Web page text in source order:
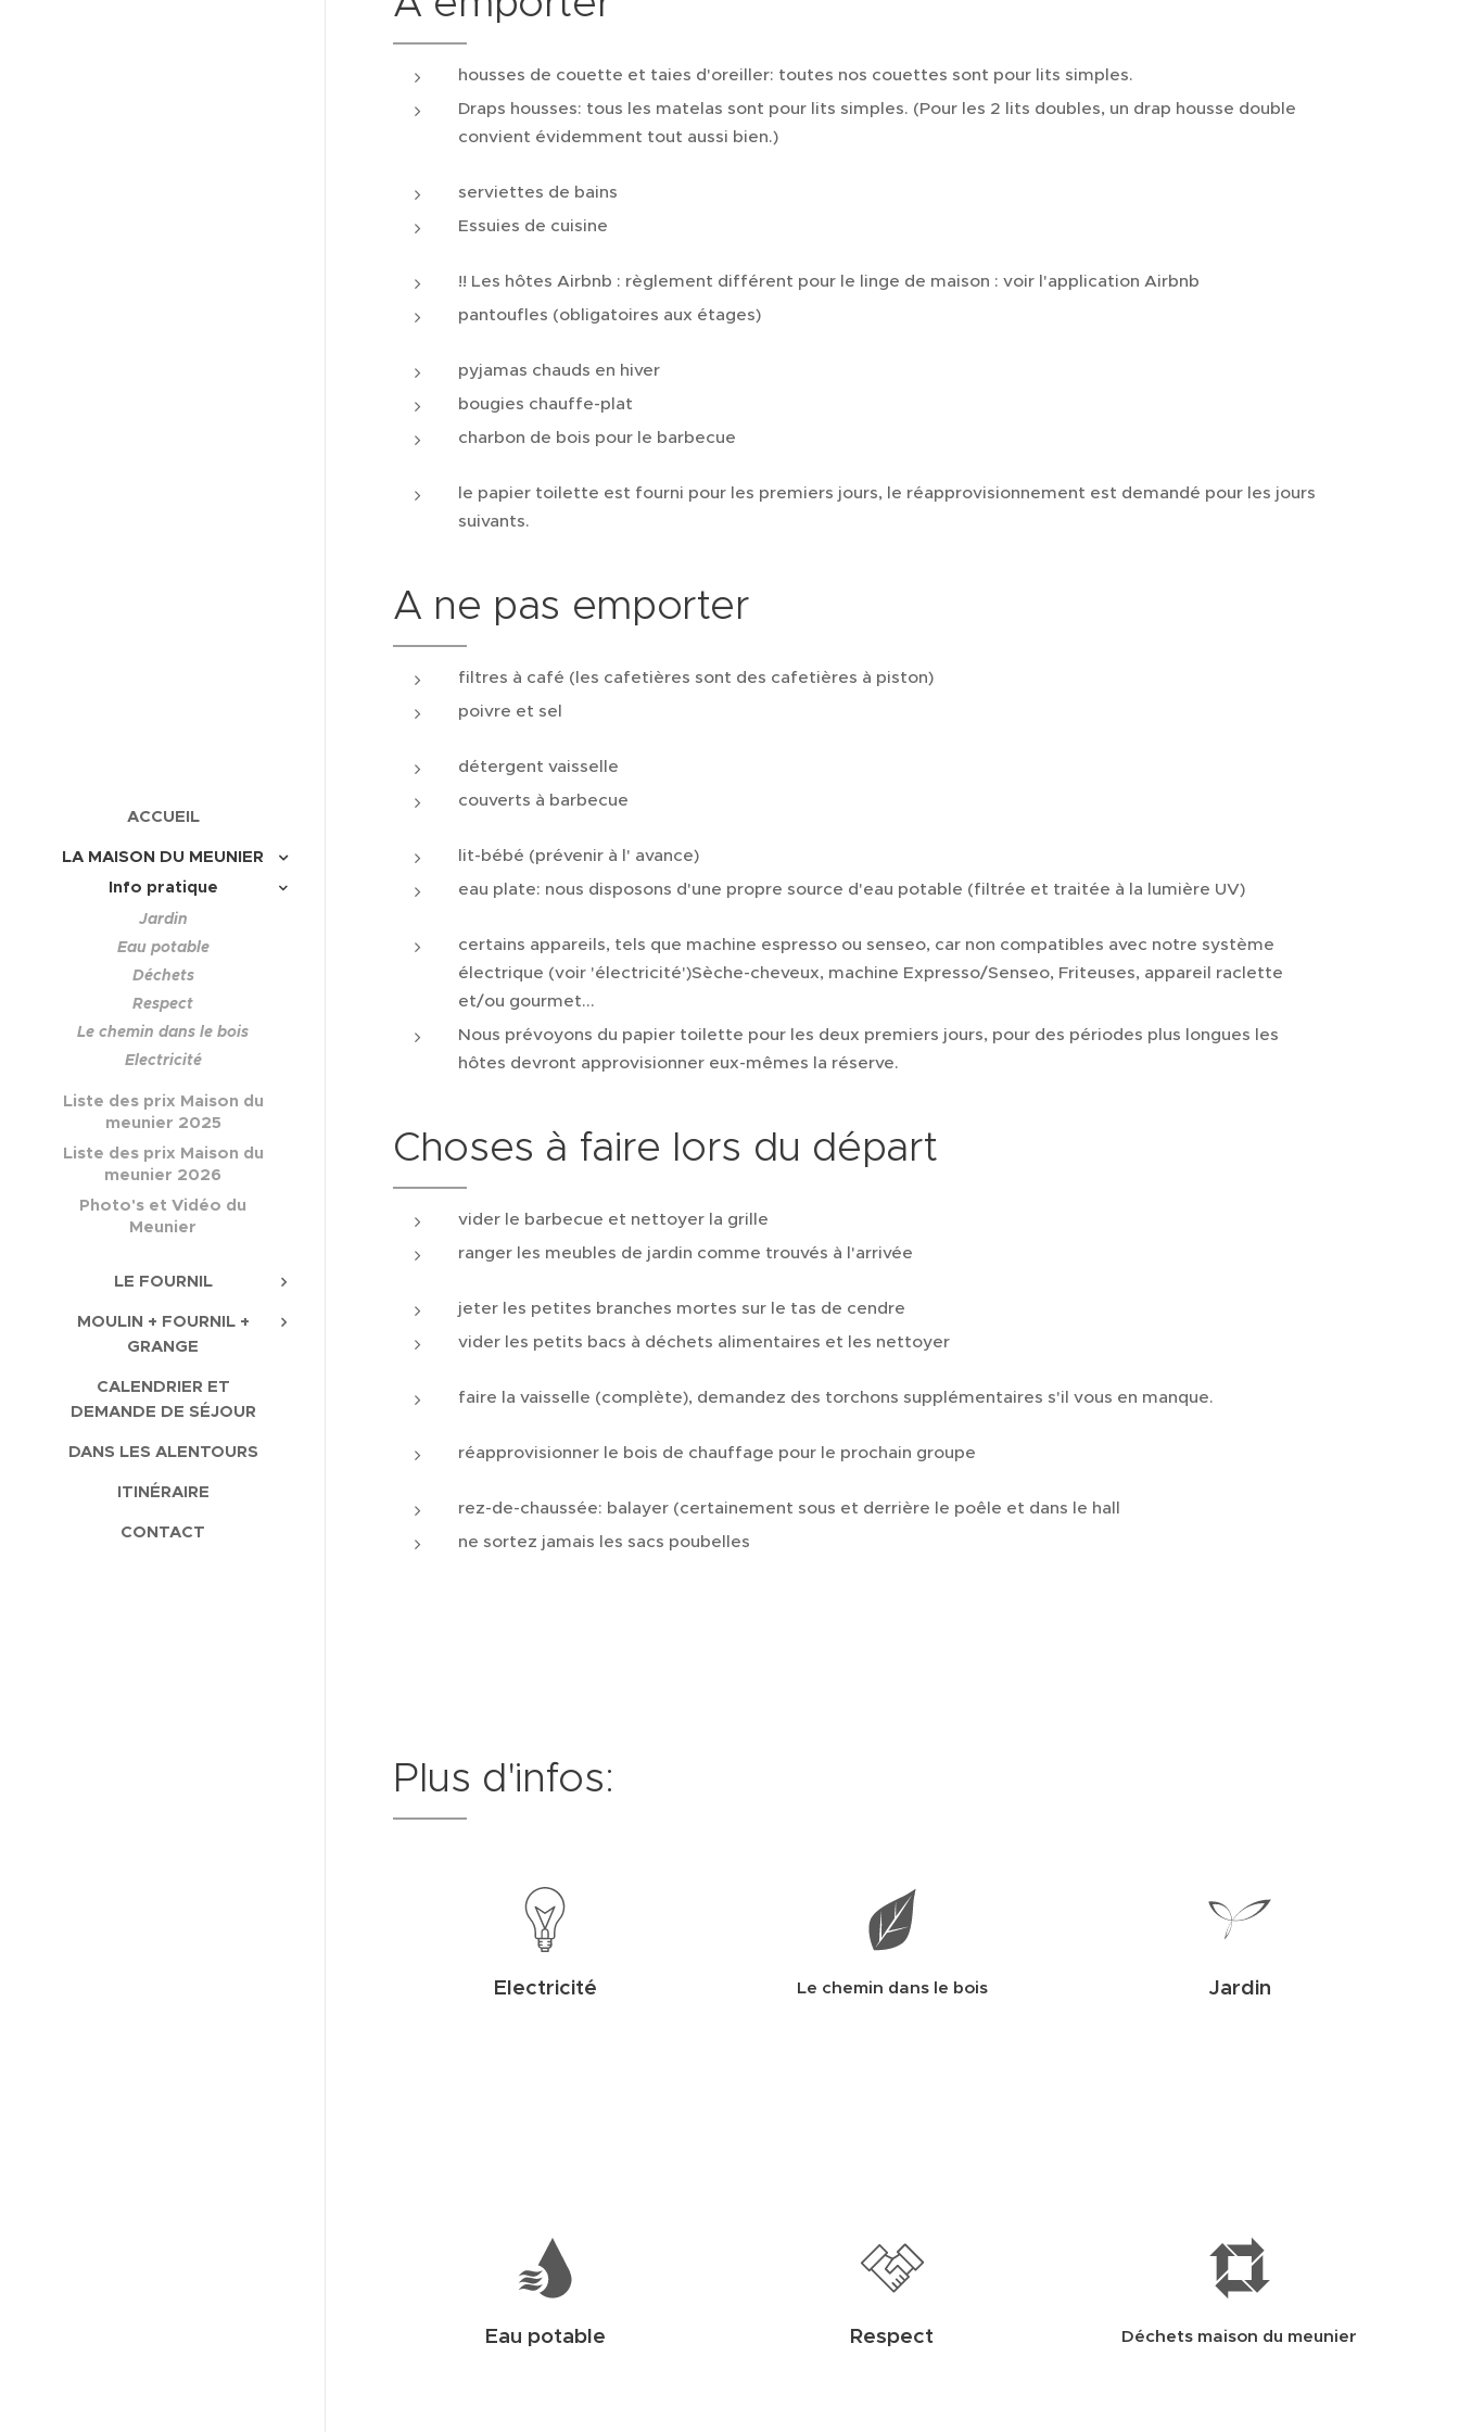
ACCUEIL
LA MAISON DU MEUNIER
Info pratique
Jardin
Eau potable
Déchets
Respect
Le chemin dans le bois
Electricité
Liste des prix Maison du
meunier 2025
Liste des prix Maison du
meunier 2026
Photo's et Vidéo du
Meunier
LE FOURNIL
MOULIN + FOURNIL +
GRANGE
CALENDRIER ET
DEMANDE DE SÉJOUR
DANS LES ALENTOURS
ITINÉRAIRE
CONTACT
housses de couette et taies d'oreiller: toutes nos couettes sont pour lits simples.
Draps housses: tous les matelas sont pour lits simples. (Pour les 2 lits doubles, un drap housse double
convient évidemment tout aussi bien.)
serviettes de bains
Essuies de cuisine
!! Les hôtes Airbnb : règlement différent pour le linge de maison : voir l'application Airbnb
pantoufles (obligatoires aux étages)
pyjamas chauds en hiver
bougies chauffe-plat
charbon de bois pour le barbecue
le papier toilette est fourni pour les premiers jours, le réapprovisionnement est demandé pour les jours
suivants.
A ne pas emporter
filtres à café (les cafetières sont des cafetières à piston)
poivre et sel
détergent vaisselle
couverts à barbecue
lit-bébé (prévenir à l' avance)
eau plate: nous disposons d'une propre source d'eau potable (filtrée et traitée à la lumière UV)
certains appareils, tels que machine espresso ou senseo, car non compatibles avec notre système
électrique (voir 'électricité')Sèche-cheveux, machine Expresso/Senseo, Friteuses, appareil raclette
et/ou gourmet...
Nous prévoyons du papier toilette pour les deux premiers jours, pour des périodes plus longues les
hôtes devront approvisionner eux-mêmes la réserve.
Choses à faire lors du départ
vider le barbecue et nettoyer la grille
ranger les meubles de jardin comme trouvés à l'arrivée
jeter les petites branches mortes sur le tas de cendre
vider les petits bacs à déchets alimentaires et les nettoyer
faire la vaisselle (complète), demandez des torchons supplémentaires s'il vous en manque.
réapprovisionner le bois de chauffage pour le prochain groupe
rez-de-chaussée: balayer (certainement sous et derrière le poêle et dans le hall
ne sortez jamais les sacs poubelles
Plus d'infos:
Electricité Le chemin dans le bois Jardin
Eau potable Respect Déchets maison du meunier